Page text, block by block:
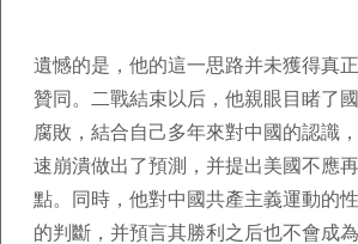
遺憾的是，他的這一思路并未獲得真
贊同。二戰結束以后，他親眼目睹了
腐敗，結合自己多年來對中國的認識
速崩潰做出了預測，并提出美國不應
點。同時，他對中國共產主義運動的
的判斷，并預言其勝利之后也不會成